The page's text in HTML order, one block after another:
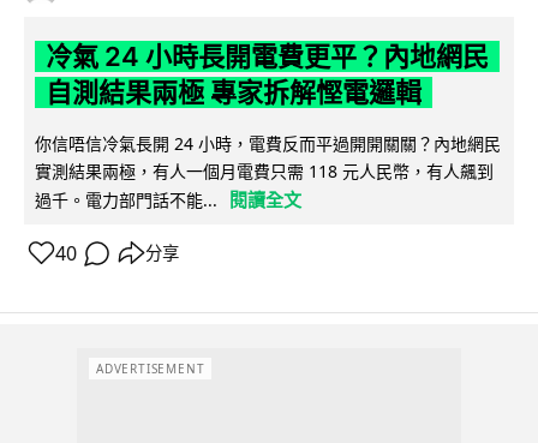
冷氣 24 小時長開電費更平？內地網民
自測結果兩極 專家拆解慳電邏輯
你信唔信冷氣長開 24 小時，電費反而平過開開關關？內地網民
實測結果兩極，有人一個月電費只需 118 元人民幣，有人飆到
過千。電力部門話不能...
閱讀全文
40 分享
ADVERTISEMENT